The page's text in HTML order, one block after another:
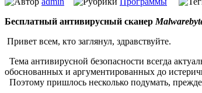
Бесплатный антивирусный сканер
Привет всем, кто заглянул, здравствуйте.
Тема антивирусной безопасности всегда
обоснованных и аргументированных до
Поэтому пришлось несколько подумать,